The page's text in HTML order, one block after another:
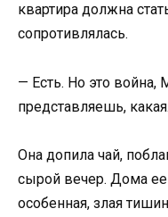
квартира должна
сопротивлялась.
— Есть. Но это
представляешь, какая.
Она допила чай,
сырой вечер. Дома
особенная, злая